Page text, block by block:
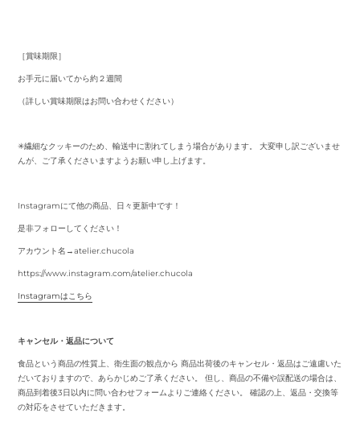
［賞味期限］
お手元に届いてから約２週間
（詳しい賞味期限はお問い合わせください）
✳︎繊細なクッキーのため、輸送中に割れてしまう場合があります。 大変申し訳ございませ
んが、ご了承くださいますようお願い申し上げます。
Instagramにて他の商品、日々更新中です！
是非フォローしてください！
アカウント名→atelier.chucola
https://www.instagram.com/atelier.chucola
Instagramはこちら
キャンセル・返品について
食品という商品の性質上、衛生面の観点から 商品出荷後のキャンセル・返品はご遠慮いた
だいておりますので、あらかじめご了承ください。 但し、商品の不備や誤配送の場合は、
商品到着後3日以内に問い合わせフォームよりご連絡ください。 確認の上、返品・交換等
の対応をさせていただきます。